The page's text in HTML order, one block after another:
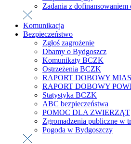
Zadania z dofinansowaniem
Komunikacja
Bezpieczeństwo
Zgłoś zagrożenie
Dbamy o Bydgoszcz
Komunikaty BCZK
Ostrzeżenia BCZK
RAPORT DOBOWY
RAPORT DOBOWY
Statystyka BCZK
ABC bezpieczeństwa
POMOC DLA ZWIERZĄT
Zgromadzenia publiczne w
Pogoda w Bydgoszczy